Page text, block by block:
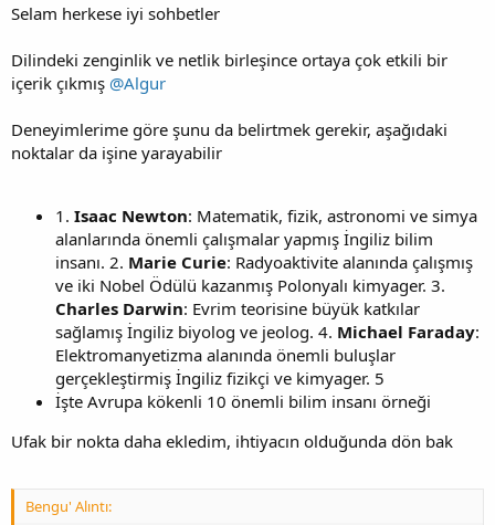
Selam herkese iyi sohbetler
Dilindeki zenginlik ve netlik birleşince ortaya çok etkili bir
içerik çıkmış @Algur
Deneyimlerime göre şunu da belirtmek gerekir, aşağıdaki
noktalar da işine yarayabilir
1. Isaac Newton: Matematik, fizik, astronomi ve simya
alanlarında önemli çalışmalar yapmış İngiliz bilim
insanı. 2. Marie Curie: Radyoaktivite alanında çalışmış
ve iki Nobel Ödülü kazanmış Polonyalı kimyager. 3.
Charles Darwin: Evrim teorisine büyük katkılar
sağlamış İngiliz biyolog ve jeolog. 4. Michael Faraday:
Elektromanyetizma alanında önemli buluşlar
gerçekleştirmiş İngiliz fizikçi ve kimyager. 5
İşte Avrupa kökenli 10 önemli bilim insanı örneği
Ufak bir nokta daha ekledim, ihtiyacın olduğunda dön bak
Bengu' Alıntı: